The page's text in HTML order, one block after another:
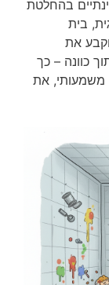
אתמול, בינתיים בהחלטת
בית
את
כוונה – כך
משמעותי, את